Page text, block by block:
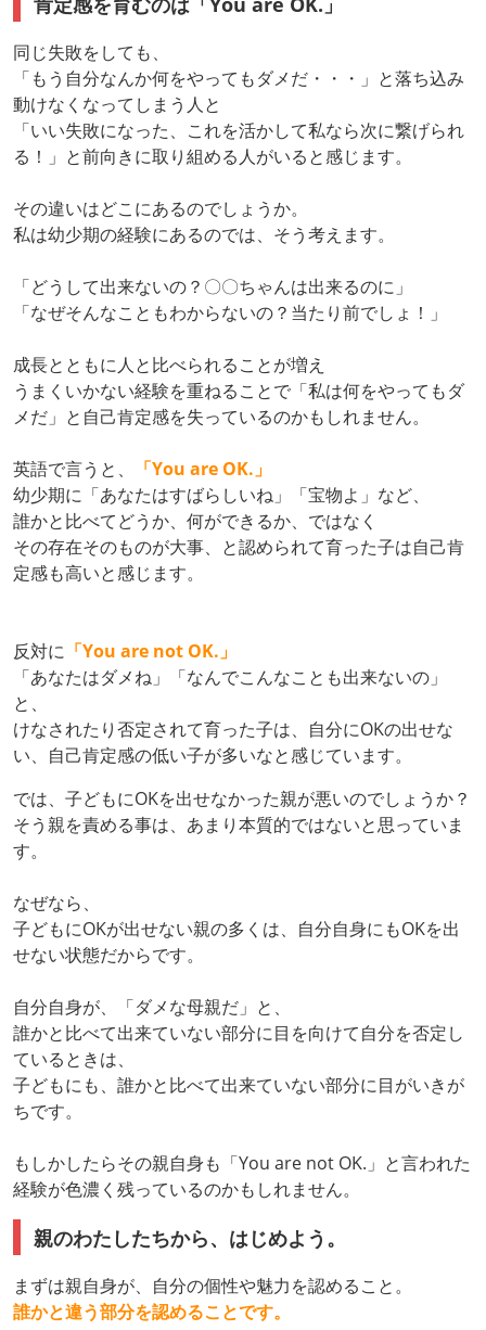
同じ失敗をしても、
「もう自分なんか何をやってもダメだ・・・」と落ち込み
動けなくなってしまう人と
「いい失敗になった、これを活かして私なら次に繋げられ
る！」と前向きに取り組める人がいると感じます。
その違いはどこにあるのでしょうか。
私は幼少期の経験にあるのでは、そう考えます。
「どうして出来ないの？〇〇ちゃんは出来るのに」
「なぜそんなこともわからないの？当たり前でしょ！」
成長とともに人と比べられることが増え
うまくいかない経験を重ねることで「私は何をやってもダ
メだ」と自己肯定感を失っているのかもしれません。
英語で言うと、
「You are OK.」
幼少期に「あなたはすばらしいね」「宝物よ」など、
誰かと比べてどうか、何ができるか、ではなく
その存在そのものが大事、と認められて育った子は自己肯
定感も高いと感じます。
反対に 「You are not OK.」
「あなたはダメね」「なんでこんなことも出来ないの」
と、
けなされたり否定されて育った子は、自分にOKの出せな
い、自己肯定感の低い子が多いなと感じています。
では、子どもにOKを出せなかった親が悪いのでしょうか？
そう親を責める事は、あまり本質的ではないと思っていま
す。
なぜなら、
子どもにOKが出せない親の多くは、自分自身にもOKを出
せない状態だからです。
自分自身が、「ダメな母親だ」と、
誰かと比べて出来ていない部分に目を向けて自分を否定し
ているときは、
子どもにも、誰かと比べて出来ていない部分に目がいきが
ちです。
もしかしたらその親自身も「You are not OK.」と言われた
経験が色濃く残っているのかもしれません。
親のわたしたちから、はじめよう。
まずは親自身が、自分の個性や魅力を認めること。
誰かと違う部分を認めることです。